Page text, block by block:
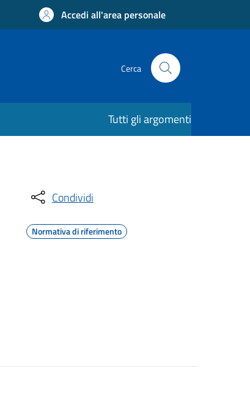
Accedi all'area personale
Cerca
Tutti gli argomenti
Condividi
Normativa di riferimento